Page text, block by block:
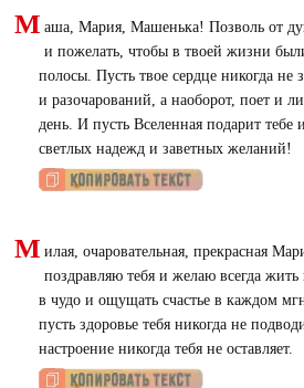
М аша, Мария, Машенька! Позволь от
и пожелать, чтобы в твоей жизни
полосы. Пусть твое сердце никогда не
и разочарований, а наоборот, поет и
день. И пусть Вселенная подарит тебе
светлых надежд и заветных желаний!
М илая, очаровательная, прекрасная
поздравляю тебя и желаю всегда жить
в чудо и ощущать счастье в каждом
пусть здоровье тебя никогда не
настроение никогда тебя не оставляет.